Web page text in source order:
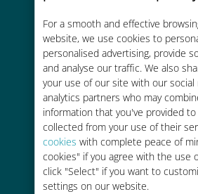
For a smooth and effective
website, we use cookies to
personalised advertising, provide
and analyse our traffic. We also
your use of our site with our social
analytics partners who may
information that you've provided
collected from your use of their
cookies with complete peace of
cookies" if you agree with the use
click "Select" if you want to
settings on our website.
Jusqu'à 90 % moins
frais d'itinérance
opérateur
Recharge